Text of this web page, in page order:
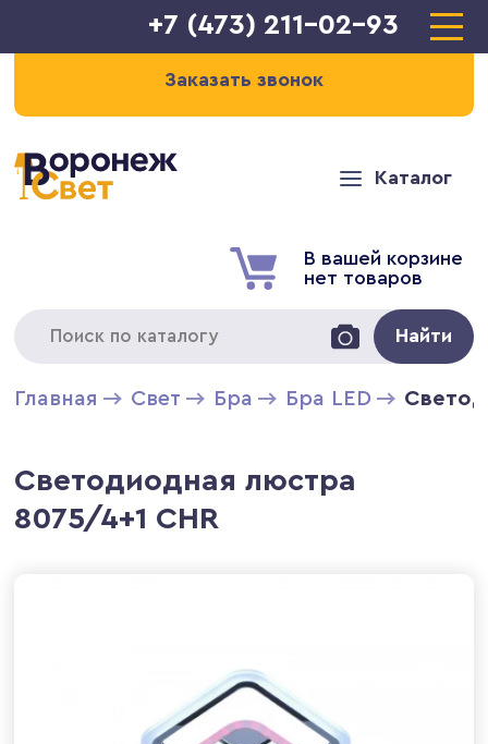
+7 (473) 211-02-93
Заказать звонок
Каталог
В вашей корзине
нет товаров
Найти
Главная Свет Бра Бра LED
Светодиодная люстра
8075/4+1 CHR